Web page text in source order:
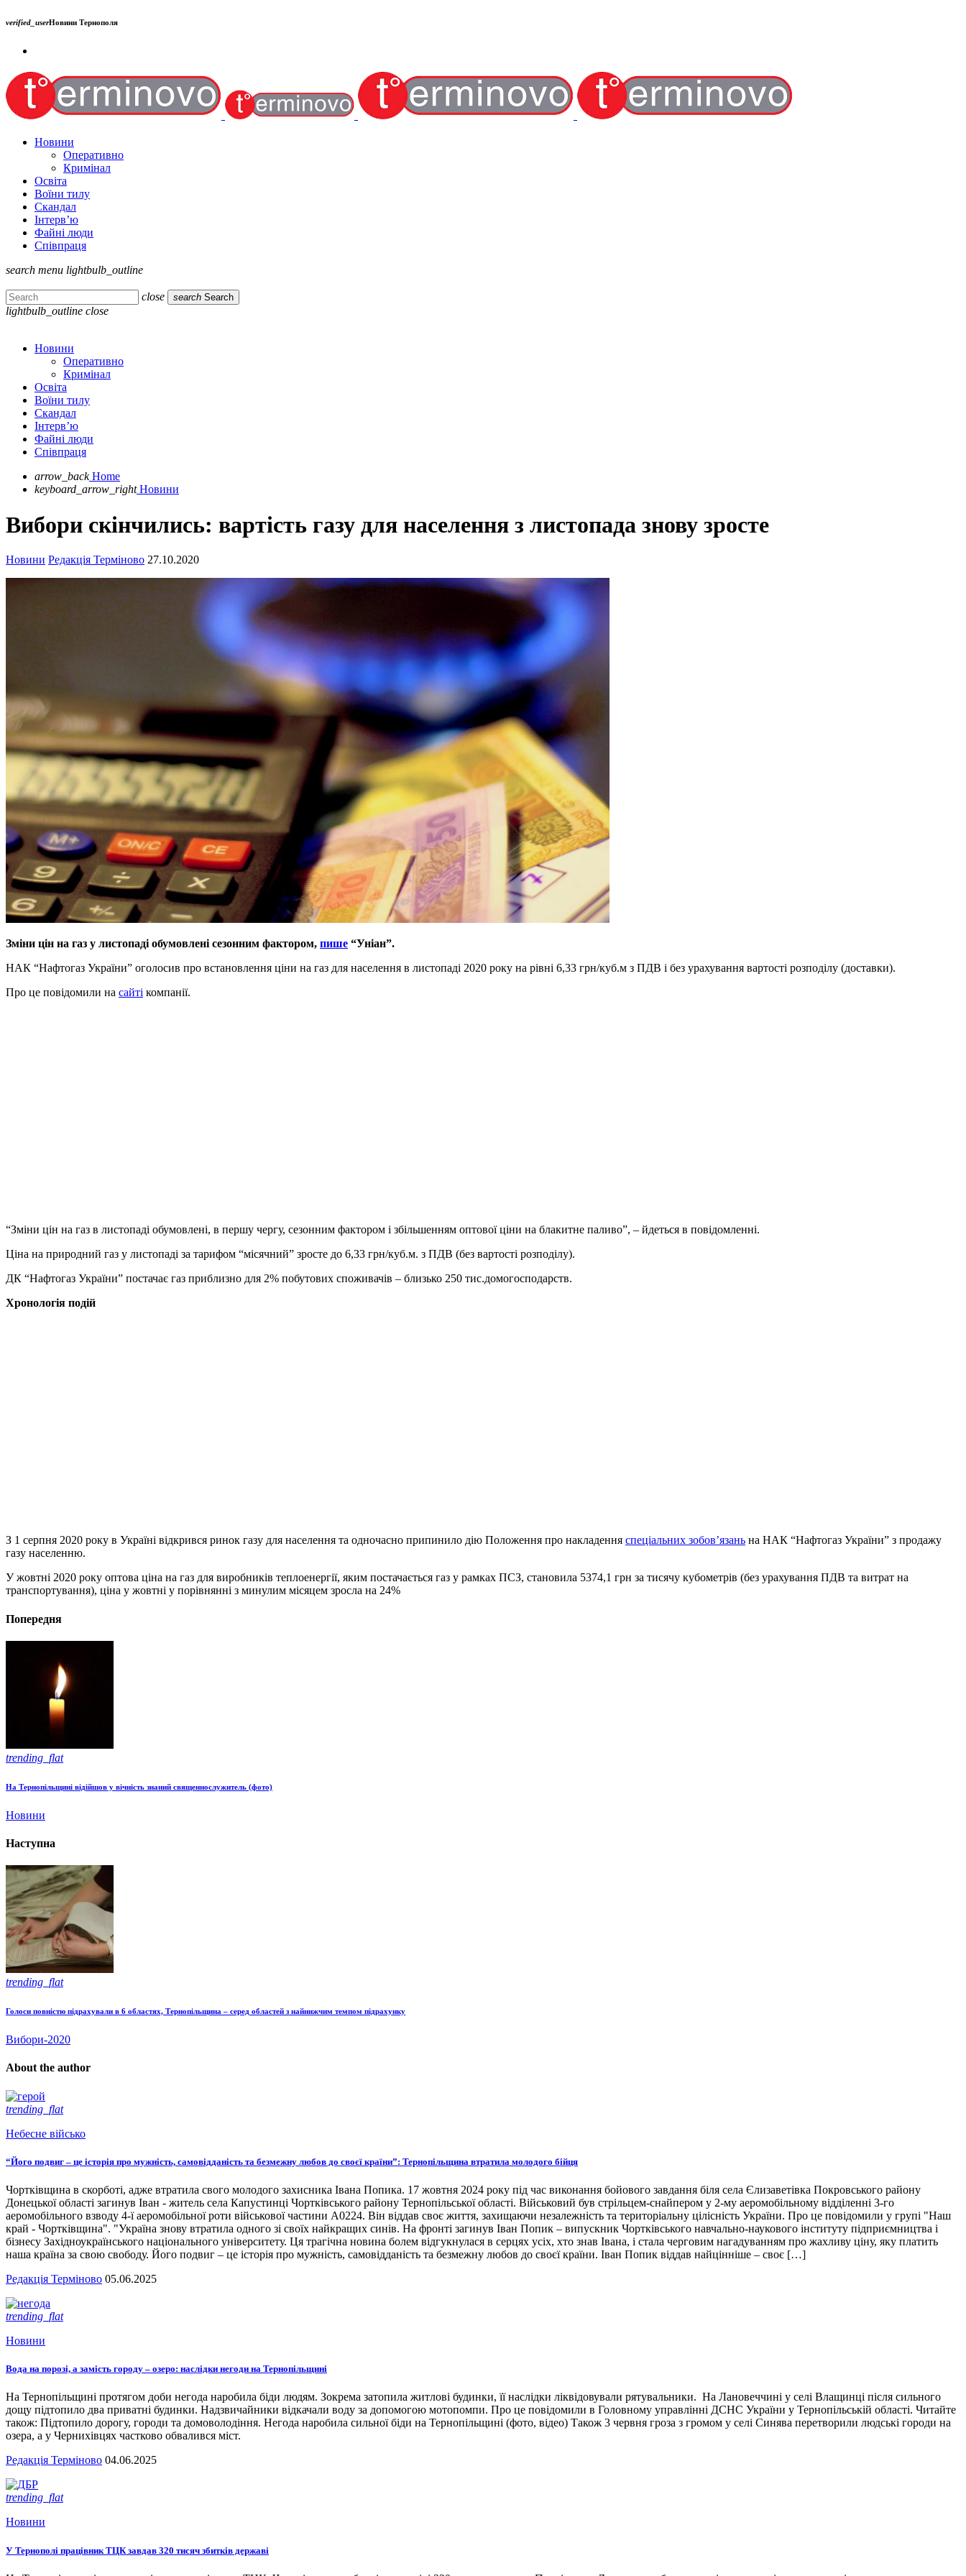
verified_userНовини Тернополя
Новини
Оперативно
Кримінал
Освіта
Воїни тилу
Скандал
Інтерв’ю
Файні люди
Співпраця
search menu lightbulb_outline
close search Search
lightbulb_outline close
Новини
Оперативно
Кримінал
Освіта
Воїни тилу
Скандал
Інтерв’ю
Файні люди
Співпраця
arrow_back Home
keyboard_arrow_right Новини
Вибори скінчились: вартість газу для населення з листопада знову зросте
Новини Редакція Терміново 27.10.2020
Зміни цін на газ у листопаді обумовлені сезонним фактором, пише “Уніан”.
НАК “Нафтогаз України” оголосив про встановлення ціни на газ для населення в листопаді 2020 року на рівні 6,33 грн/куб.м з ПДВ і без урахування вартості розподілу (доставки).
Про це повідомили на сайті компанії.
“Зміни цін на газ в листопаді обумовлені, в першу чергу, сезонним фактором і збільшенням оптової ціни на блакитне паливо”, – йдеться в повідомленні.
Ціна на природний газ у листопаді за тарифом “місячний” зросте до 6,33 грн/куб.м. з ПДВ (без вартості розподілу).
ДК “Нафтогаз України” постачає газ приблизно для 2% побутових споживачів – близько 250 тис.домогосподарств.
Хронологія подій
З 1 серпня 2020 року в Україні відкрився ринок газу для населення та одночасно припинило дію Положення про накладення спеціальних зобов’язань на НАК “Нафтогаз України” з продажу
газу населенню.
У жовтні 2020 року оптова ціна на газ для виробників теплоенергії, яким постачається газ у рамках ПСЗ, становила 5374,1 грн за тисячу кубометрів (без урахування ПДВ та витрат на
транспортування), ціна у жовтні у порівнянні з минулим місяцем зросла на 24%
Попередня
trending_flat
На Тернопільщині відійшов у вічність знаний священнослужитель (фото)
Новини
Наступна
trending_flat
Голоси повністю підрахували в 6 областях, Тернопільщина – серед областей з найнижчим темпом підрахунку
Вибори-2020
About the author
trending_flat
Небесне військо
“Його подвиг – це історія про мужність, самовідданість та безмежну любов до своєї країни”: Тернопільщина втратила молодого бійця
Чортківщина в скорботі, адже втратила свого молодого захисника Івана Попика. 17 жовтня 2024 року під час виконання бойового завдання біля села Єлизаветівка Покровського району
Донецької області загинув Іван - житель села Капустинці Чортківського району Тернопільської області. Військовий був стрільцем-снайпером у 2-му аеромобільному відділенні 3-го
аеромобільного взводу 4-ї аеромобільної роти військової частини А0224. Він віддав своє життя, захищаючи незалежність та територіальну цілісність України. Про це повідомили у групі "Наш
край - Чортківщина". "Україна знову втратила одного зі своїх найкращих синів. На фронті загинув Іван Попик – випускник Чортківського навчально-наукового інституту підприємництва і
бізнесу Західноукраїнського національного університету. Ця трагічна новина болем відгукнулася в серцях усіх, хто знав Івана, і стала черговим нагадуванням про жахливу ціну, яку платить
наша країна за свою свободу. Його подвиг – це історія про мужність, самовідданість та безмежну любов до своєї країни. Іван Попик віддав найцінніше – своє […]
Редакція Терміново 05.06.2025
trending_flat
Новини
Вода на порозі, а замість городу – озеро: наслідки негоди на Тернопільщині
На Тернопільщині протягом доби негода наробила біди людям. Зокрема затопила житлові будинки, її наслідки ліквідовували рятувальники. На Лановеччині у селі Влащинці після сильного
дощу підтопило два приватні будинки. Надзвичайники відкачали воду за допомогою мотопомпи. Про це повідомили в Головному управлінні ДСНС України у Тернопільській області. Читайте
також: Підтопило дорогу, городи та домоволодіння. Негода наробила сильної біди на Тернопільщині (фото, відео) Також 3 червня гроза з громом у селі Синява перетворили людські городи на
озера, а у Чернихівцях частково обвалився міст.
Редакція Терміново 04.06.2025
trending_flat
Новини
У Тернополі працівник ТЦК завдав 320 тисяч збитків державі